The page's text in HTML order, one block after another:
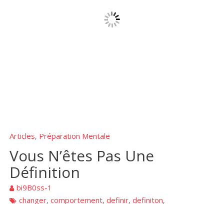
Articles, Préparation Mentale
Vous N’êtes Pas Une
Définition
bi9B0ss-1
changer,comportement,definir,definiton,